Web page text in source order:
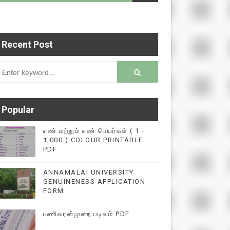
மின்னல் கல்விச் செய்தி இணையதளத்தில்
Recent Post
Popular
எண் மற்றும் எண் பெயர்கள் ( 1 -
1,000 ) COLOUR PRINTABLE
PDF
ANNAMALAI UNIVERSITY
GENUINENESS APPLICATION
FORM
பணிவரன்முறை படிவம் PDF